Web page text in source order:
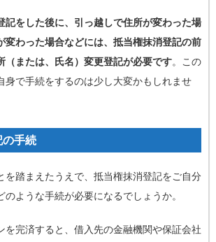
記をした後に、引っ越しで住所が変わった場
変わった場合などには、抵当権抹消登記の前
（または、氏名）変更登記が必要です。この
身で手続をするのは少し大変かもしれませ
の手続
を踏まえたうえで、抵当権抹消登記をご自分
のような手続が必要になるでしょうか。
を完済すると、借入先の金融機関や保証会社